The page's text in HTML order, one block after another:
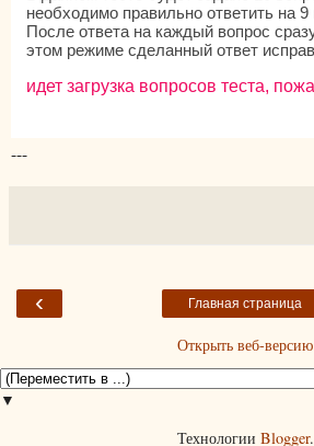
---
‹ Главная страница
Открыть веб-версию
▼
Технологии Blogger.